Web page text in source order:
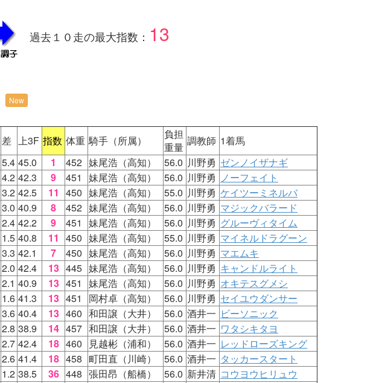
過去１０走の最大指数： 13
New
差 上3F 指数 体重 騎手（所属）
負担
重量 調教師 1着馬
5.4 45.0 1 452 妹尾浩（高知） 56.0 川野勇 ゼンノイザナギ
4.2 42.3 9 451 妹尾浩（高知） 56.0 川野勇 ノーフェイト
3.2 42.5 11 450 妹尾浩（高知） 55.0 川野勇 ケイツーミネルバ
3.0 40.9 8 452 妹尾浩（高知） 56.0 川野勇 マジックバラード
2.4 42.2 9 451 妹尾浩（高知） 56.0 川野勇 グルーヴィタイム
1.5 40.8 11 450 妹尾浩（高知） 55.0 川野勇 マイネルドラグーン
3.3 42.1 7 450 妹尾浩（高知） 56.0 川野勇 マエムキ
2.0 42.4 13 445 妹尾浩（高知） 56.0 川野勇 キャンドルライト
2.1 40.9 13 451 妹尾浩（高知） 56.0 川野勇 オキテスグメシ
1.6 41.3 13 451 岡村卓（高知） 56.0 川野勇 セイユウダンサー
3.6 40.4 13 460 和田譲（大井） 56.0 酒井一 ビーソニック
2.8 38.9 14 457 和田譲（大井） 56.0 酒井一 ワタシキタヨ
2.7 42.4 18 460 見越彬（浦和） 56.0 酒井一 レッドローズキング
2.6 41.4 18 458 町田直（川崎） 56.0 酒井一 タッカースタート
1.2 38.5 36 448 張田昂（船橋） 56.0 新井清 コウヨウヒリュウ